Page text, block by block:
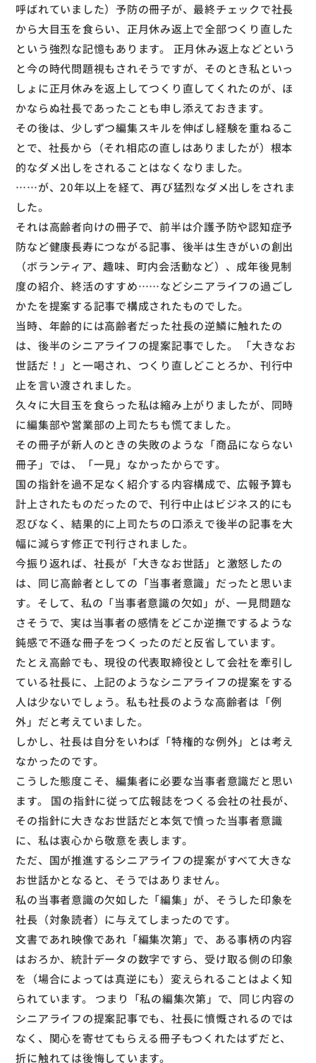
呼ばれていました）予防の冊子が、最終チェックで社長
から大目玉を食らい、正月休み返上で全部つくり直した
という強烈な記憶もあります。 正月休み返上などという
と今の時代問題視もされそうですが、そのとき私といっ
しょに正月休みを返上してつくり直してくれたのが、ほ
かならぬ社長であったことも申し添えておきます。
その後は、少しずつ編集スキルを伸ばし経験を重ねるこ
とで、社長から（それ相応の直しはありましたが）根本
的なダメ出しをされることはなくなりました。
……が、20年以上を経て、再び猛烈なダメ出しをされま
した。
それは高齢者向けの冊子で、前半は介護予防や認知症予
防など健康長寿につながる記事、後半は生きがいの創出
（ボランティア、趣味、町内会活動など）、成年後見制
度の紹介、終活のすすめ……などシニアライフの過ごし
かたを提案する記事で構成されたものでした。
当時、年齢的には高齢者だった社長の逆鱗に触れたの
は、後半のシニアライフの提案記事でした。 「大きなお
世話だ！」と一喝され、つくり直しどことろか、刊行中
止を言い渡されました。
久々に大目玉を食らった私は縮み上がりましたが、同時
に編集部や営業部の上司たちも慌てました。
その冊子が新人のときの失敗のような「商品にならない
冊子」では、「一見」なかったからです。
国の指針を過不足なく紹介する内容構成で、広報予算も
計上されたものだったので、刊行中止はビジネス的にも
忍びなく、結果的に上司たちの口添えで後半の記事を大
幅に減らす修正で刊行されました。
今振り返れば、社長が「大きなお世話」と激怒したの
は、同じ高齢者としての「当事者意識」だったと思いま
す。そして、私の「当事者意識の欠如」が、一見問題な
さそうで、実は当事者の感情をどこか逆撫でするような
鈍感で不遜な冊子をつくったのだと反省しています。
たとえ高齢でも、現役の代表取締役として会社を牽引し
ている社長に、上記のようなシニアライフの提案をする
人は少ないでしょう。私も社長のような高齢者は「例
外」だと考えていました。
しかし、社長は自分をいわば「特権的な例外」とは考え
なかったのです。
こうした態度こそ、編集者に必要な当事者意識だと思い
ます。 国の指針に従って広報誌をつくる会社の社長が、
その指針に大きなお世話だと本気で憤った当事者意識
に、私は衷心から敬意を表します。
ただ、国が推進するシニアライフの提案がすべて大きな
お世話かとなると、そうではありません。
私の当事者意識の欠如した「編集」が、そうした印象を
社長（対象読者）に与えてしまったのです。
文書であれ映像であれ「編集次第」で、ある事柄の内容
はおろか、統計データの数字ですら、受け取る側の印象
を（場合によっては真逆にも）変えられることはよく知
られています。 つまり「私の編集次第」で、同じ内容の
シニアライフの提案記事でも、社長に憤慨されるのでは
なく、関心を寄せてもらえる冊子もつくれたはずだと、
折に触れては後悔しています。